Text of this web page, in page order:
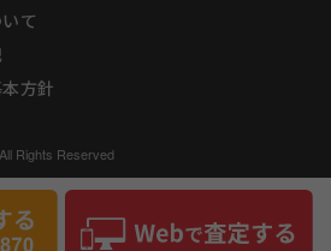
て
方針
Rights Reserved